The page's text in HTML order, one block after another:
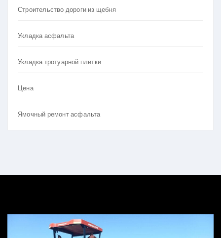
Строительство дороги из щебня
Укладка асфальта
Укладка тротуарной плитки
Цена
Ямочный ремонт асфальта